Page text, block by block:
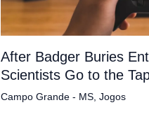
After Badger Buries
Scientists Go to the
Campo Grande - MS, Jogos